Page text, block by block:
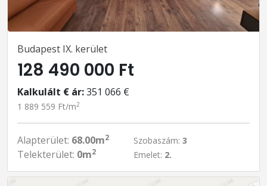
Budapest IX. kerület
128 490 000 Ft
Kalkulált € ár:351 066 €
1 889 559 Ft/m2
Alapterület: 68.00m2
Telekterület: 0m2
Szobaszám: 3
Emelet: 2.